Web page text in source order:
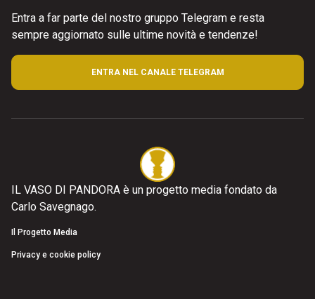
Entra a far parte del nostro gruppo Telegram e resta
sempre aggiornato sulle ultime novità e tendenze!
ENTRA NEL CANALE TELEGRAM
IL VASO DI PANDORA è un progetto media fondato da
Carlo Savegnago.
Il Progetto Media
Privacy e cookie policy